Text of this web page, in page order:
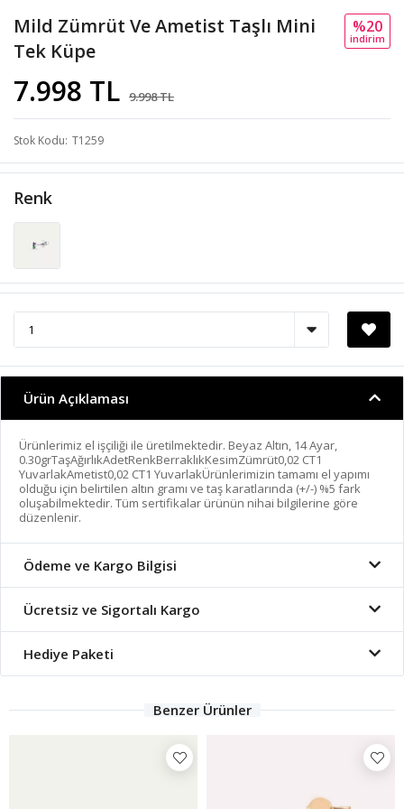
Mild Zümrüt Ve Ametist Taşlı Mini
Tek Küpe
7.998 TL 9.998 TL
%20
i̇ndi̇ri̇m
Stok Kodu T1259
Renk
Ürün Açıklaması
Ürünlerimiz el işçiliği ile üretilmektedir. Beyaz Altın, 14 Ayar,
0.30grTaşAğırlıkAdetRenkBerraklıkKesimZümrüt0,02 CT1
YuvarlakAmetist0,02 CT1 YuvarlakÜrünlerimizin tamamı el yapımı
olduğu için belirtilen altın gramı ve taş karatlarında (+/-) %5 fark
oluşabilmektedir. Tüm sertifikalar ürünün nihai bilgilerine göre
düzenlenir.
Ödeme ve Kargo Bilgisi
Ücretsiz ve Sigortalı Kargo
Hediye Paketi
Benzer Ürünler